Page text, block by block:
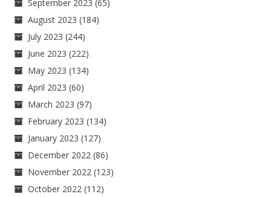
September 2023 (65)
August 2023 (184)
July 2023 (244)
June 2023 (222)
May 2023 (134)
April 2023 (60)
March 2023 (97)
February 2023 (134)
January 2023 (127)
December 2022 (86)
November 2022 (123)
October 2022 (112)